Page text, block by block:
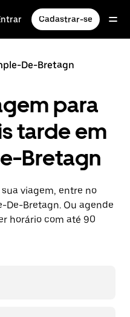
Cadastrar-se
De-Bretagn
para
tarde em
Bretagn
viagem, entre no
De-Bretagn. Ou agende
horário com até 90